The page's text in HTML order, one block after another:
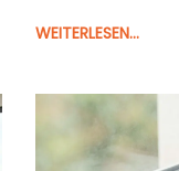
WEITERLESEN...